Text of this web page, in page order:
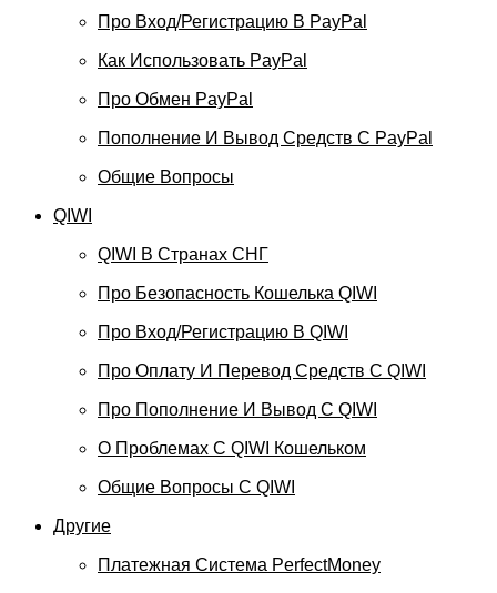
Про Вход/регистрацию В PayPal
Как Использовать PayPal
Про Обмен PayPal
Пополнение И Вывод Средств С PayPal
Общие Вопросы
QIWI
QIWI В Странах СНГ
Про Безопасность Кошелька QIWI
Про Вход/регистрацию В QIWI
Про Оплату И Перевод Средств C QIWI
Про Пополнение И Вывод С QIWI
О Проблемах С QIWI Кошельком
Общие Вопросы С QIWI
Другие
Платежная Система PerfectMoney